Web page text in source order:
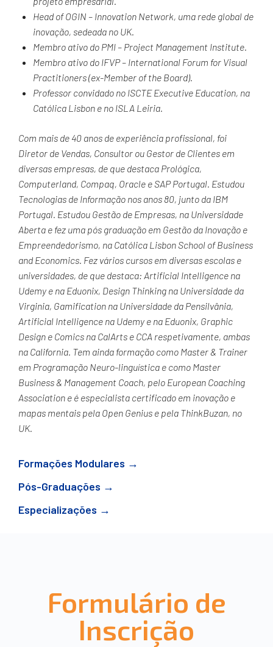
Head of OGIN – Innovation Network, uma rede global de
inovação, sedeada no UK.
Membro ativo do PMI – Project Management Institute.
Membro ativo do IFVP – International Forum for Visual
Practitioners (ex-Member of the Board).
Professor convidado no ISCTE Executive Education, na
Católica Lisbon e no ISLA Leiria.
Com mais de 40 anos de experiência profissional, foi
Diretor de Vendas, Consultor ou Gestor de Clientes em
diversas empresas, de que destaca Prológica,
Computerland, Compaq, Oracle e SAP Portugal. Estudou
Tecnologias de Informação nos anos 80, junto da IBM
Portugal. Estudou Gestão de Empresas, na Universidade
Aberta e fez uma pós graduação em Gestão da Inovação e
Empreendedorismo, na Católica Lisbon School of Business
and Economics. Fez vários cursos em diversas escolas e
universidades, de que destaca: Artificial Intelligence na
Udemy e na Eduonix, Design Thinking na Universidade da
Virginia, Gamification na Universidade da Pensilvânia,
Artificial Intelligence na Udemy e na Eduonix, Graphic
Design e Comics na CalArts e CCA respetivamente, ambas
na California. Tem ainda formação como Master & Trainer
em Programação Neuro-linguística e como Master
Business & Management Coach, pelo European Coaching
Association e é especialista certificado em inovação e
mapas mentais pela Open Genius e pela ThinkBuzan, no
UK.
Formações Modulares →
Pós-Graduações →
Especializações →
Formulário de
Inscrição